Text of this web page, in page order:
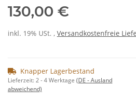
130,00 €
inkl. 19% USt. , Versandkostenfreie
Knapper Lagerbestand
Lieferzeit:2 - 4 Werktage (DE - Ausland
abweichend)